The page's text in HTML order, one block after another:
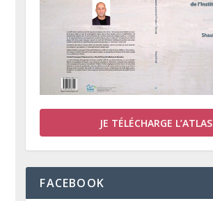
JE TÉLÉCHARGE L’ATLAS
FACEBOOK